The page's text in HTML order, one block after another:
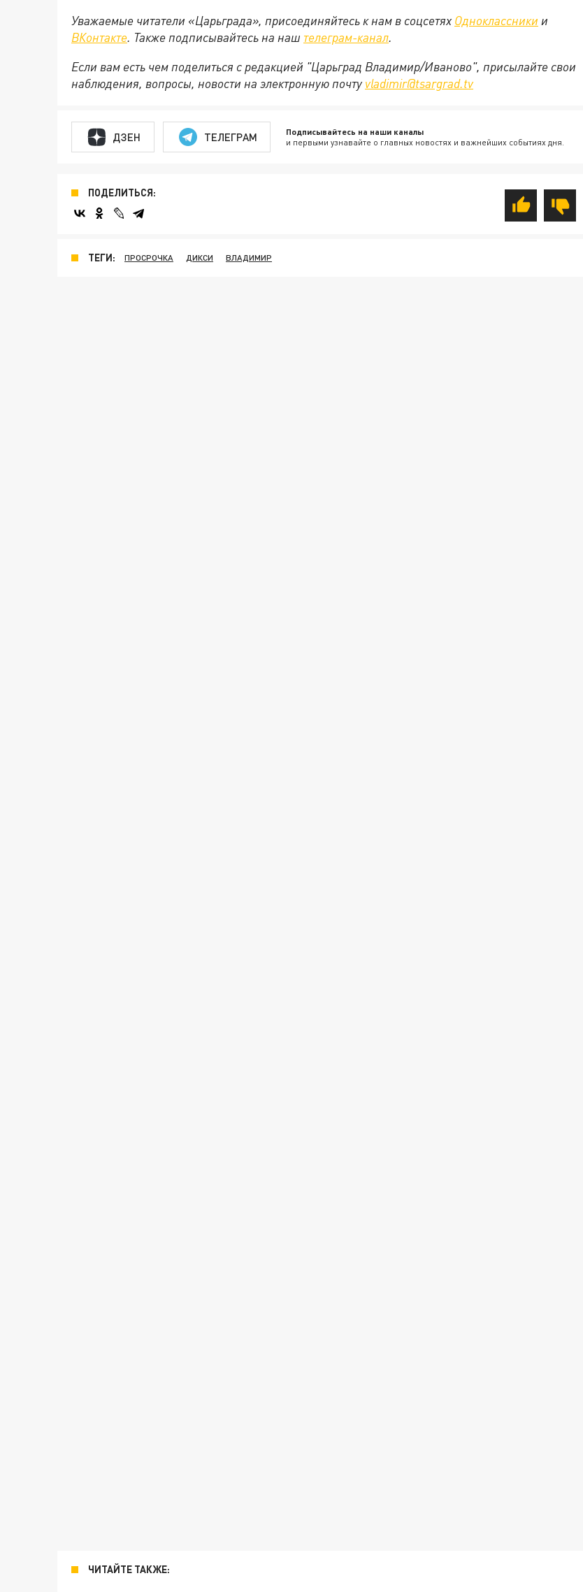
Уважаемые читатели «Царьграда», присоединяйтесь к нам в соцсетях Одноклассники и
ВКонтакте. Также подписывайтесь на наш телеграм-канал.
Если вам есть чем поделиться с редакцией "Царьград Владимир/Иваново", присылайте свои
наблюдения, вопросы, новости на электронную почту vladimir@tsargrad.tv
ДЗЕН ТЕЛЕГРАМ Подписывайтесь на наши каналы
и первыми узнавайте о главных новостях и важнейших событиях дня.
ПОДЕЛИТЬСЯ:
ТЕГИ: ПРОСРОЧКА ДИКСИ ВЛАДИМИР
ЧИТАЙТЕ ТАКЖЕ: